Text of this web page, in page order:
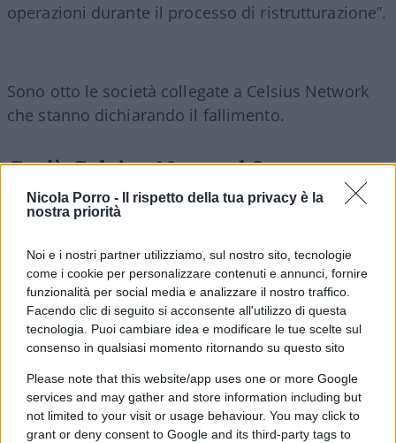
Nicola Porro -
Il rispetto della tua privacy è la
nostra priorità
Noi e i nostri partner utilizziamo, sul nostro sito, tecnologie
come i cookie per personalizzare contenuti e annunci, fornire
funzionalità per social media e analizzare il nostro traffico.
Facendo clic di seguito si acconsente all'utilizzo di questa
tecnologia. Puoi cambiare idea e modificare le tue scelte sul
consenso in qualsiasi momento ritornando su questo sito
Please note that this website/app uses one or more Google
services and may gather and store information including but
not limited to your visit or usage behaviour. You may click to
grant or deny consent to Google and its third-party tags to
operazioni durante il processo di ristrutturazione”.
Sono otto le società collegate a Celsius Network
che stanno dichiarando il fallimento.
Cos’è Celsius Network?
Fondata nel 2017 da Alex Mashinsky e Daniel
rendimenti molto interessanti sulle loro
partecipazioni in criptovalute con lo slogan
“unbank your self” (liberati dalla banca). La società
è cresciuta fino a gestire più di 10 miliardi di
dollari di asset e più di 1,7 milioni di utenti.
Tuttavia il crollo del mercato delle criptovalute di